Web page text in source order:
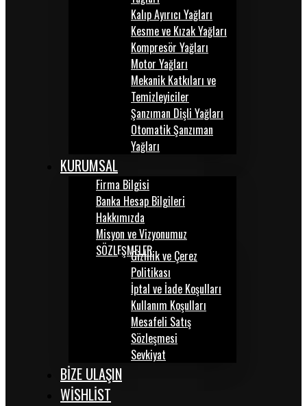
Kalıp Ayırıcı Yağları
Kesme ve Kızak Yağları
Kompresör Yağları
Motor Yağları
Mekanik Katkıları ve
Temizleyiciler
Şanzıman Dişli Yağları
Otomatik Şanzıman
Yağları
KURUMSAL
Firma Bilgisi
Banka Hesap Bilgileri
Hakkımızda
Misyon ve Vizyonumuz
SÖZLEŞMELERGizlilik ve Çerez
Politikası
İptal ve İade Koşulları
Kullanım Koşulları
Mesafeli Satış
Sözleşmesi
Sevkiyat
BİZE ULAŞIN
WISHLIST